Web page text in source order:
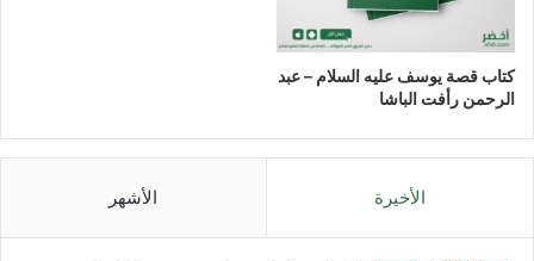
كتاب قصة يوسف عليه السلام – عبد
الرحمن رأفت الباشا
الأخيرة الأشهر